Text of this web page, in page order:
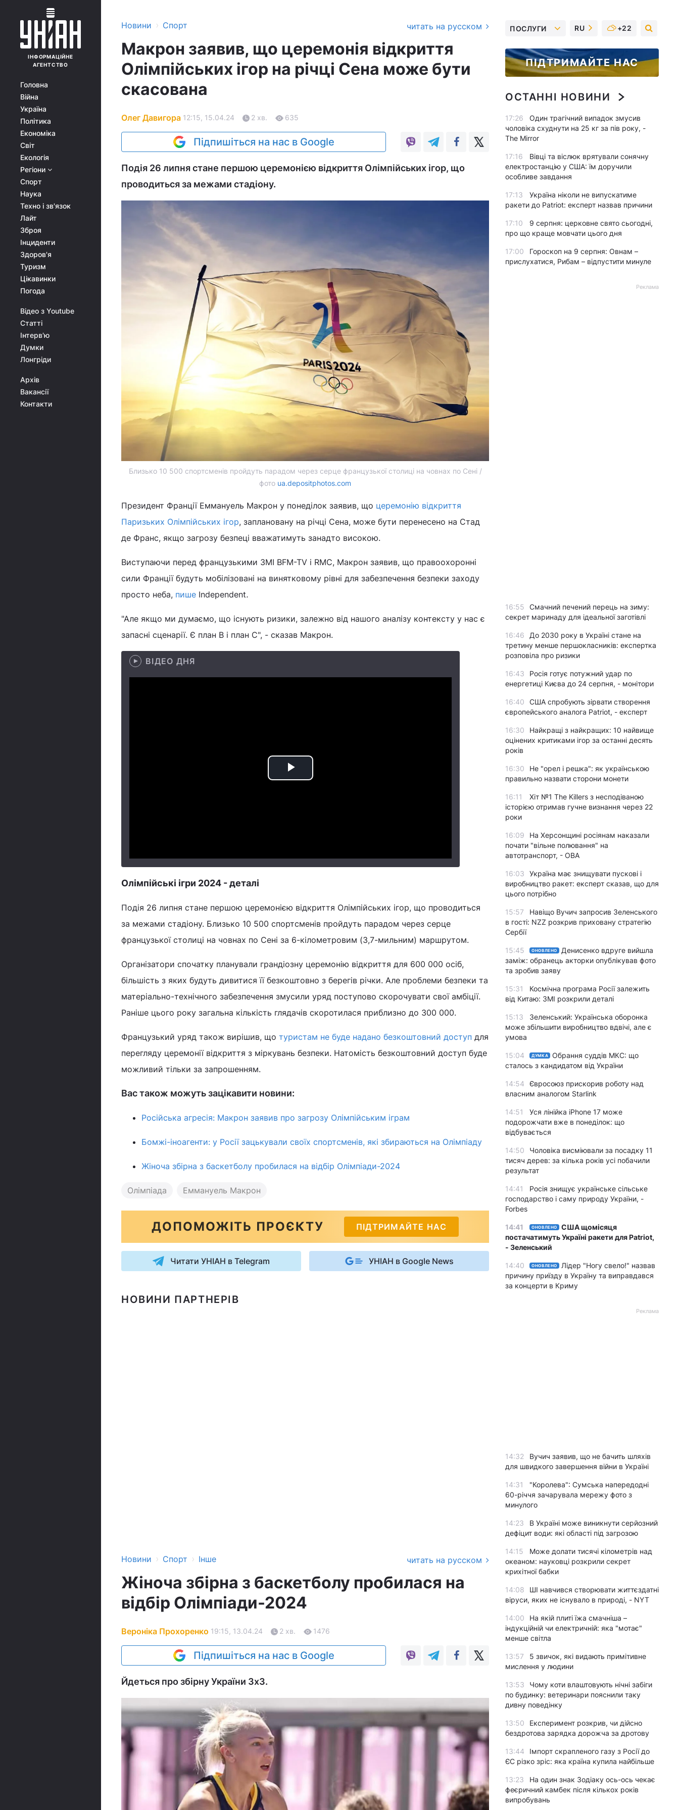
ІНФОРМАЦІЙНЕ
АГЕНТСТВО
Головна
Війна
Україна
Політика
Економіка
Світ
Екологія
Регіони
Спорт
Наука
Техно і зв'язок
Лайт
Зброя
Інциденти
Здоров'я
Туризм
Цікавинки
Погода
Відео з Youtube
Статті
Інтерв'ю
Думки
Лонгріди
Архів
Вакансії
Контакти
Новини › Спорт читать на русском
Макрон заявив, що церемонія відкриття
Олімпійських ігор на річці Сена може бути
скасована
Олег Давигора 12:15, 15.04.24 2 хв. 635
Підпишіться на нас в Google
Подія 26 липня стане першою церемонією відкриття Олімпійських ігор, що
проводиться за межами стадіону.
Близько 10 500 спортсменів пройдуть парадом через серце французької столиці на човнах по Сені /
фото ua.depositphotos.com
Президент Франції Еммануель Макрон у понеділок заявив, що церемонію відкриття
Паризьких Олімпійських ігор, заплановану на річці Сена, може бути перенесено на Стад
де Франс, якщо загрозу безпеці вважатимуть занадто високою.
Виступаючи перед французькими ЗМІ BFM-TV і RMC, Макрон заявив, що правоохоронні
сили Франції будуть мобілізовані на винятковому рівні для забезпечення безпеки заходу
просто неба, пише Independent.
"Але якщо ми думаємо, що існують ризики, залежно від нашого аналізу контексту у нас є
запасні сценарії. Є план B і план С", - сказав Макрон.
ВІДЕО ДНЯ
Play
Олімпійські ігри 2024 - деталі
Подія 26 липня стане першою церемонією відкриття Олімпійських ігор, що проводиться
за межами стадіону. Близько 10 500 спортсменів пройдуть парадом через серце
французької столиці на човнах по Сені за 6-кілометровим (3,7-мильним) маршрутом.
Організатори спочатку планували грандіозну церемонію відкриття для 600 000 осіб,
більшість з яких будуть дивитися її безкоштовно з берегів річки. Але проблеми безпеки та
матеріально-технічного забезпечення змусили уряд поступово скорочувати свої амбіції.
Раніше цього року загальна кількість глядачів скоротилася приблизно до 300 000.
Французький уряд також вирішив, що туристам не буде надано безкоштовний доступ для
перегляду церемонії відкриття з міркувань безпеки. Натомість безкоштовний доступ буде
можливий тільки за запрошенням.
Вас також можуть зацікавити новини:
Російська агресія: Макрон заявив про загрозу Олімпійським іграм
Бомжі-іноагенти: у Росії зацькували своїх спортсменів, які збираються на Олімпіаду
Жіноча збірна з баскетболу пробилася на відбір Олімпіади-2024
Олімпіада Еммануель Макрон
ДОПОМОЖІТЬ ПРОЄКТУ ПІДТРИМАЙТЕ НАС
Читати УНІАН в Telegram УНІАН в Google News
НОВИНИ ПАРТНЕРІВ
Новини › Спорт › Інше читать на русском
Жіноча збірна з баскетболу пробилася на
відбір Олімпіади-2024
Вероніка Прохоренко 19:15, 13.04.24 2 хв. 1476
Підпишіться на нас в Google
Йдеться про збірну України 3х3.
ПОСЛУГИ RU +22
ПІДТРИМАЙТЕ НАС
ОСТАННІ НОВИНИ
17:26
Один трагічний випадок змусив
чоловіка схуднути на 25 кг за пів року, -
The Mirror
17:16
Вівці та віслюк врятували сонячну
електростанцію у США: їм доручили
особливе завдання
17:13
Україна ніколи не випускатиме
ракети до Patriot: експерт назвав причини
17:10
9 серпня: церковне свято сьогодні,
про що краще мовчати цього дня
17:00
Гороскоп на 9 серпня: Овнам –
прислухатися, Рибам – відпустити минуле
Реклама
16:55
Смачний печений перець на зиму:
секрет маринаду для ідеальної заготівлі
16:46
До 2030 року в Україні стане на
третину менше першокласників: експертка
розповіла про ризики
16:43
Росія готує потужний удар по
енергетиці Києва до 24 серпня, - монітори
16:40
США спробують зірвати створення
європейського аналога Patriot, - експерт
16:30
Найкращі з найкращих: 10 найвище
оцінених критиками ігор за останні десять
років
16:30
Не "орел і решка": як українською
правильно назвати сторони монети
16:11
Хіт №1 The Killers з несподіваною
історією отримав гучне визнання через 22
роки
16:09
На Херсонщині росіянам наказали
почати "вільне полювання" на
автотранспорт, - ОВА
16:03
Україна має знищувати пускові і
виробництво ракет: експерт сказав, що для
цього потрібно
15:57
Навіщо Вучич запросив Зеленського
в гості: NZZ розкрив приховану стратегію
Сербії
15:45 ОНОВЛЕНО
Денисенко вдруге вийшла
заміж: обранець акторки опублікував фото
та зробив заяву
15:31
Космічна програма Росії залежить
від Китаю: ЗМІ розкрили деталі
15:13
Зеленський: Українська оборонка
може збільшити виробництво вдвічі, але є
умова
15:04 ДУМКА
Обрання суддів МКС: що
сталось з кандидатом від України
14:54
Євросоюз прискорив роботу над
власним аналогом Starlink
14:51
Уся лінійка iPhone 17 може
подорожчати вже в понеділок: що
відбувається
14:50
Чоловіка висміювали за посадку 11
тисяч дерев: за кілька років усі побачили
результат
14:41
Росія знищує українське сільське
господарство і саму природу України, -
Forbes
14:41 ОНОВЛЕНО
США щомісяця
постачатимуть Україні ракети для Patriot,
- Зеленський
14:40 ОНОВЛЕНО
Лідер "Ногу свело!" назвав
причину приїзду в Україну та виправдався
за концерти в Криму
Реклама
14:32
Вучич заявив, що не бачить шляхів
для швидкого завершення війни в Україні
14:31
"Королева": Сумська напередодні
60-річчя зачарувала мережу фото з
минулого
14:23
В Україні може виникнути серйозний
дефіцит води: які області під загрозою
14:15
Може долати тисячі кілометрів над
океаном: науковці розкрили секрет
крихітної бабки
14:08
ШІ навчився створювати життєздатні
віруси, яких не існувало в природі, - NYT
14:00
На якій плиті їжа смачніша –
індукційній чи електричній: яка "мотає"
менше світла
13:57
5 звичок, які видають примітивне
мислення у людини
13:53
Чому коти влаштовують нічні забіги
по будинку: ветеринари пояснили таку
дивну поведінку
13:50
Експеримент розкрив, чи дійсно
бездротова зарядка дорожча за дротову
13:44
Імпорт скрапленого газу з Росії до
ЄС різко зріс: яка країна купила найбільше
13:23
На один знак Зодіаку ось-ось чекає
феєричний камбек після кількох років
випробувань